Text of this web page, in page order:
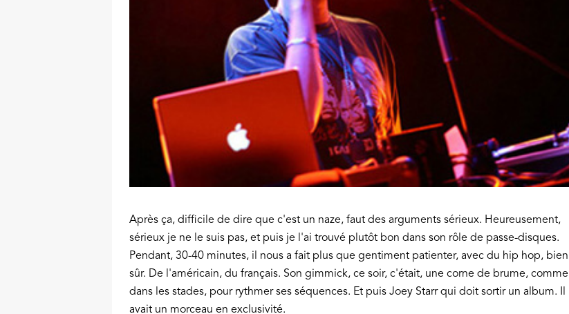
Après ça, difficile de dire que c'est un naze, faut des arguments sérieux. Heureusement,
sérieux je ne le suis pas, et puis je l'ai trouvé plutôt bon dans son rôle de passe-disques.
Pendant, 30-40 minutes, il nous a fait plus que gentiment patienter, avec du hip hop, bien
sûr. De l'américain, du français. Son gimmick, ce soir, c'était, une corne de brume, comme
dans les stades, pour rythmer ses séquences. Et puis Joey Starr qui doit sortir un album. Il
avait un morceau en exclusivité.